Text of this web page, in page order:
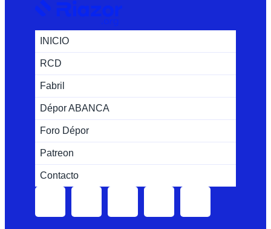
INICIO
RCD
Fabril
Dépor ABANCA
Foro Dépor
Patreon
Contacto